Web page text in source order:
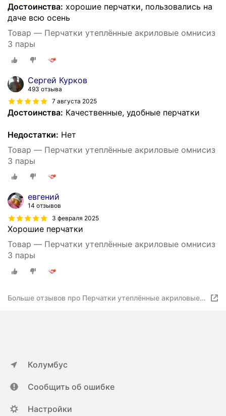
Достоинства: хорошие перчатки, пользовались на
даче всю осень
Товар — Перчатки утеплённые акриловые омнисиз
3 пары
Сергей Курков
493 отзыва
7 августа 2025
Достоинства: Качественные, удобные перчатки
Недостатки: Нет
Товар — Перчатки утеплённые акриловые омнисиз
3 пары
евгений
14 отзывов
3 февраля 2025
Хорошие перчатки
Товар — Перчатки утеплённые акриловые омнисиз
3 пары
Больше отзывов про Перчатки утеплённые акриловые
Колумбус
Сообщить об ошибке
Настройки